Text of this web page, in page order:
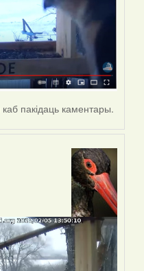
каб пакідаць каментары.